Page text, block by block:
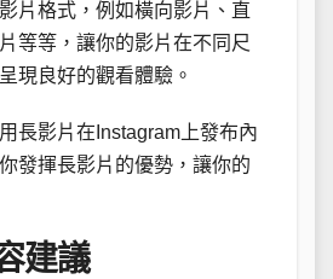
片格式，例如橫向影片、直
等等，讓你的影片在不同尺
現良好的觀看體驗。
長影片在Instagram上發布內
發揮長影片的優勢，讓你的
建議